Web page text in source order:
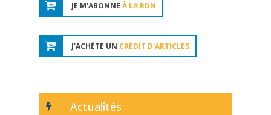
JE M'ABONNE À LA RDN
J'ACHÈTE UN CRÉDIT D'ARTICLES
Actualités